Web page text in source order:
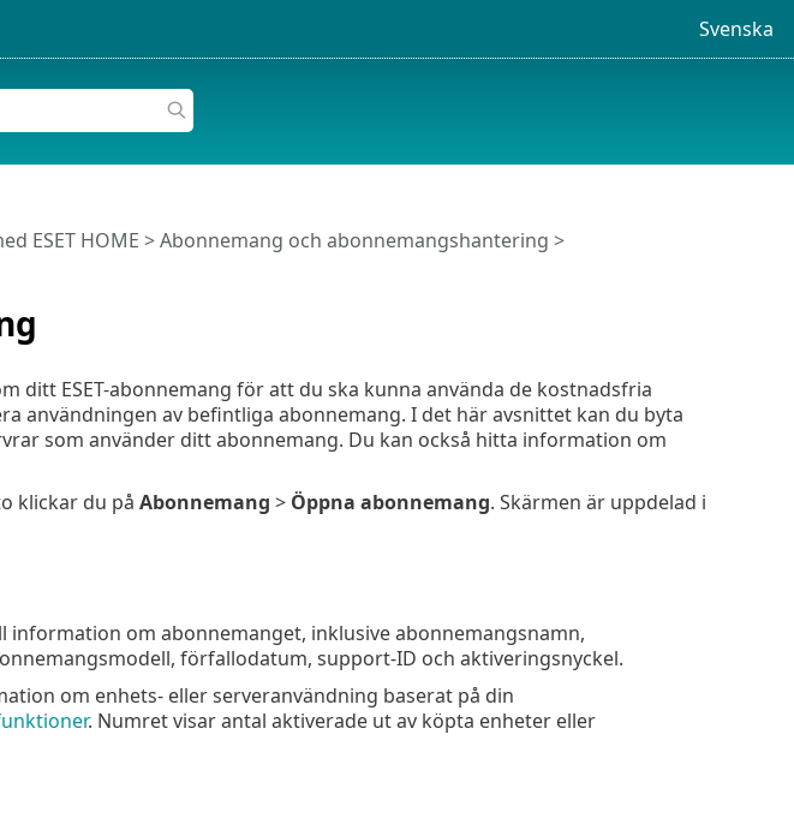
Svenska
ESET HOME >Abonnemang och abonnemangshantering >
ditt ESET-abonnemang för att du ska kunna använda de kostnadsfria
användningen av befintliga abonnemang. I det här avsnittet kan du byta
som använder ditt abonnemang. Du kan också hitta information om
klickar du på Abonnemang > Öppna abonnemang. Skärmen är uppdelad i
information om abonnemanget, inklusive abonnemangsnamn,
förfallodatum, support-ID och aktiveringsnyckel.
om enhets- eller serveranvändning baserat på din
. Numret visar antal aktiverade ut av köpta enheter eller